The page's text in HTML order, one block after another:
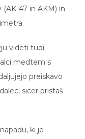
47 in AKM) in
videti tudi
medtem s
preiskavo
sicer pristaš
ki je